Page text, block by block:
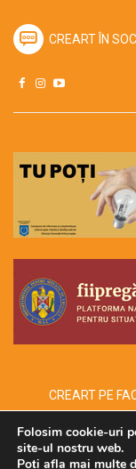
CREART ÎN
CREART PE
Folosim cookie-uri
site-ul nostru web.
Poți afla mai multe